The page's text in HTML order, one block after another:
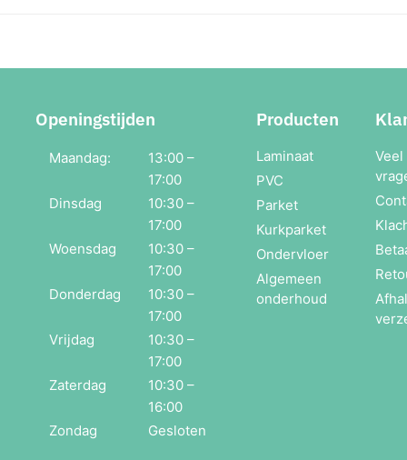
Openingstijden
Maandag:
13:00 –
17:00
Dinsdag
10:30 –
17:00
Woensdag
10:30 –
17:00
Donderdag
10:30 –
17:00
Vrijdag
10:30 –
17:00
Zaterdag
10:30 –
16:00
Zondag
Gesloten
Producten
Laminaat
PVC
Parket
Kurkparket
Ondervloer
Algemeen
onderhoud